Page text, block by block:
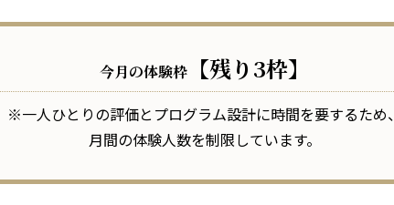
今月の体験枠 【残り3枠】
※一人ひとりの評価とプログラム設計に時間を要するため、
月間の体験人数を制限しています。